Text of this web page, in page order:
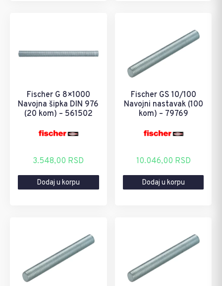
Fischer G 8×1000
Navojna šipka DIN 976
(20 kom) – 561502
3.548,00 RSD
Dodaj u korpu
Fischer GS 10/100
Navojni nastavak (100
kom) – 79769
10.046,00 RSD
Dodaj u korpu